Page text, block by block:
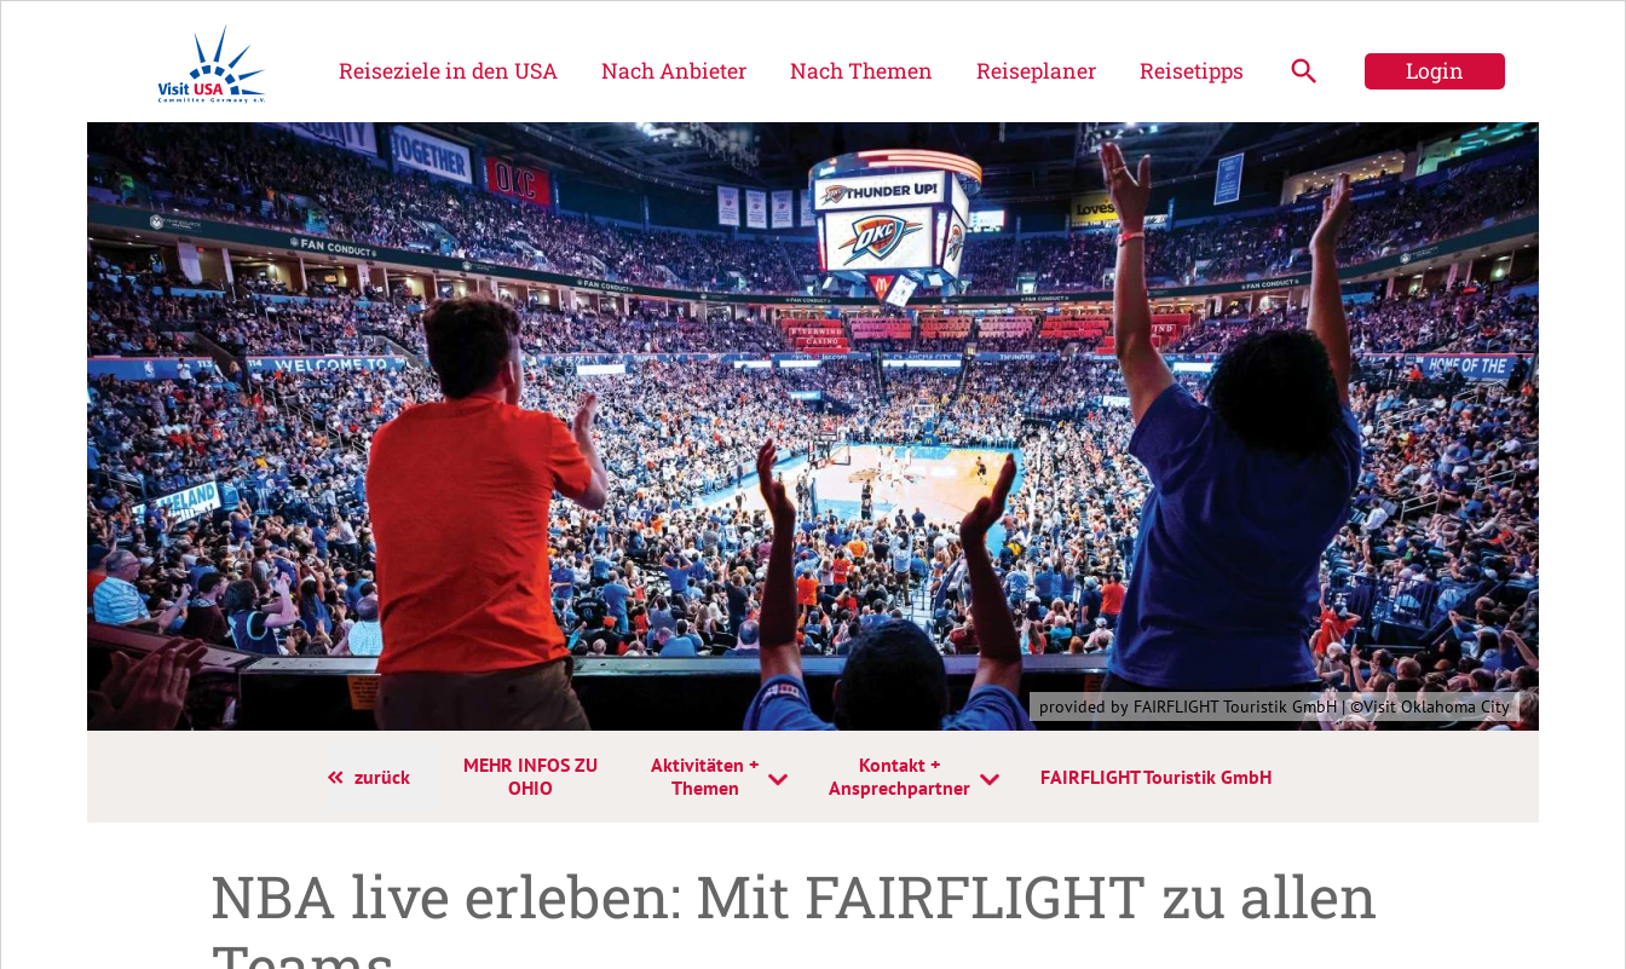
Reiseziele in den USA Nach Anbieter Nach Themen Reiseplaner Reisetipps Login
provided by FAIRFLIGHT Touristik GmbH | ©Visit Oklahoma City
zurück
MEHR INFOS ZU
OHIO
Aktivitäten +
Themen
Kontakt +
Ansprechpartner
FAIRFLIGHT Touristik GmbH
NBA live erleben: Mit FAIRFLIGHT zu allen